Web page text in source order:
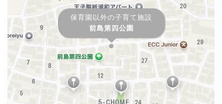
保育園以外の子育て施設
前島第四公園